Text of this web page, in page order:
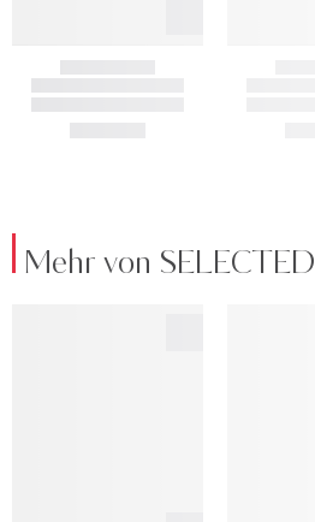
Mehr von SELECTED